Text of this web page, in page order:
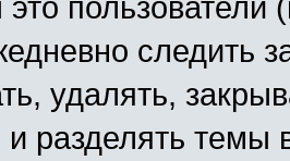
следить
удалять,
разделять темы